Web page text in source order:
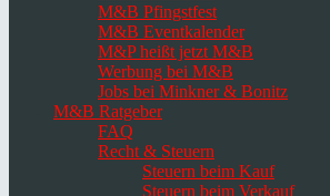
M&B Pfingstfest
M&B Eventkalender
M&P heißt jetzt M&B
Werbung bei M&B
Jobs bei Minkner & Bonitz
M&B Ratgeber
FAQ
Recht & Steuern
Steuern beim Kauf
Steuern beim Verkauf